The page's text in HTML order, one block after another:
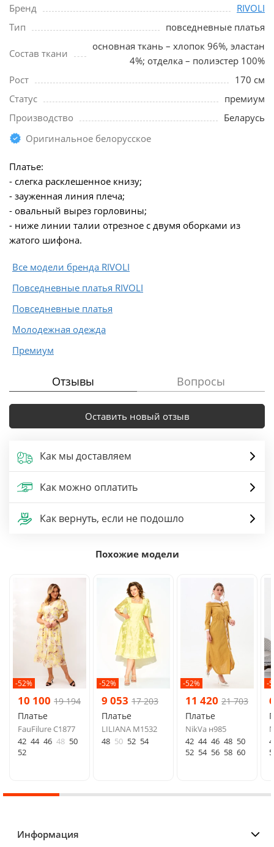
Бренд
RIVOLI
Тип
повседневные платья
Состав ткани
основная ткань – хлопок 96%, эластан
4%; отделка – полиэстер 100%
Рост
170 см
Статус
премиум
Производство
Беларусь
Оригинальное белорусское
Платье:
- слегка расклешенное книзу;
- зауженная линия плеча;
- овальный вырез горловины;
- ниже линии талии отрезное с двумя оборками из
жатого шифона.
Все модели бренда RIVOLI
Повседневные платья RIVOLI
Повседневные платья
Молодежная одежда
Премиум
Отзывы Вопросы
Оставить новый отзыв
Как мы доставляем
Как можно оплатить
Как вернуть, если не подошло
Похожие модели
-52%
10 100 19 194
Платье
FauFilure С1877
42 44 46 48 50
52
-52%
9 053 17 203
Платье
LILIANA М1532
48 50 52 54
-52%
11 420 21 703
Платье
NikVa н985
42 44 46 48 50
52 54 56 58 60
-
Информация